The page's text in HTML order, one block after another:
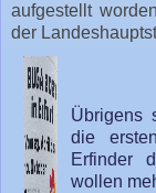
aufgestellt
der
Übrigens
die
Erfinder
wollen